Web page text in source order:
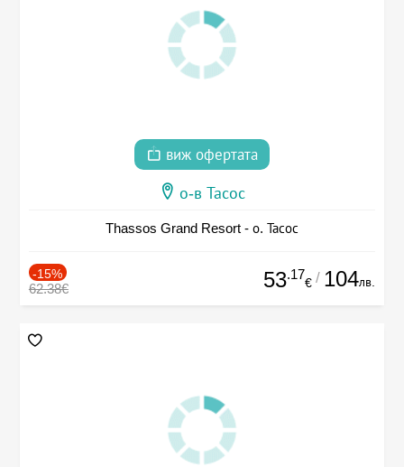
виж офертата
о-в Тасос
Thassos Grand Resort - о. Тасос
-15%
62.38€ 53.17
€ / 104лв.